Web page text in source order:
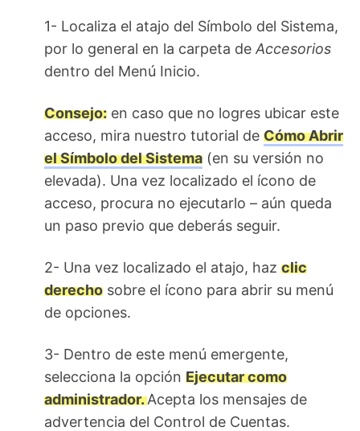
1- Localiza el atajo del Símbolo del Sistema,
por lo general en la carpeta de Accesorios
dentro del Menú Inicio.
Consejo: en caso que no logres ubicar este
acceso, mira nuestro tutorial de Cómo Abrir
el Símbolo del Sistema (en su versión no
elevada). Una vez localizado el ícono de
acceso, procura no ejecutarlo – aún queda
un paso previo que deberás seguir.
2- Una vez localizado el atajo, haz clic
derecho sobre el ícono para abrir su menú
de opciones.
3- Dentro de este menú emergente,
selecciona la opción Ejecutar como
administrador.Acepta los mensajes de
advertencia del Control de Cuentas.